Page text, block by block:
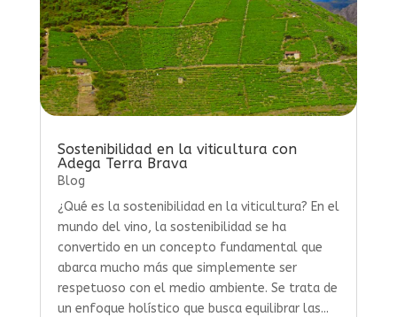
Sostenibilidad en la viticultura con
Adega Terra Brava
Blog
¿Qué es la sostenibilidad en la viticultura? En el
mundo del vino, la sostenibilidad se ha
convertido en un concepto fundamental que
abarca mucho más que simplemente ser
respetuoso con el medio ambiente. Se trata de
un enfoque holístico que busca equilibrar las...